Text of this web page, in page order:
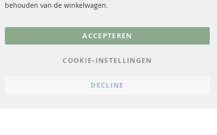
Gegevensbescherming
behouden van de winkelwagen.
ACCEPTEREN
COOKIE-INSTELLINGEN
DECLINE